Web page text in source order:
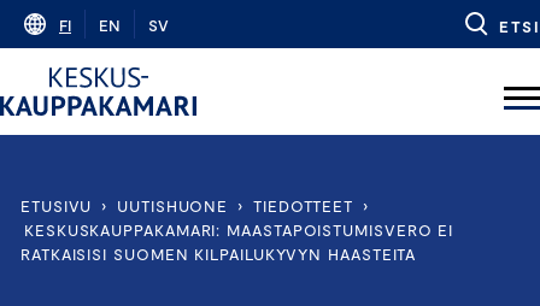
Skip
content
FI EN SV ETSI
ETUSIVU › UUTISHUONE › TIEDOTTEET
›
KESKUSKAUPPAKAMARI: MAASTAPOISTUMISVERO EI
RATKAISISI SUOMEN KILPAILUKYVYN HAASTEITA